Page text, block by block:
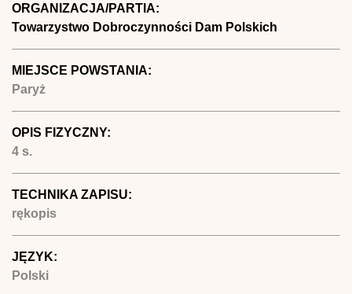
ORGANIZACJA/PARTIA:
Towarzystwo Dobroczynności Dam Polskich
MIEJSCE POWSTANIA:
Paryż
OPIS FIZYCZNY:
4 s.
TECHNIKA ZAPISU:
rękopis
JĘZYK:
Polski